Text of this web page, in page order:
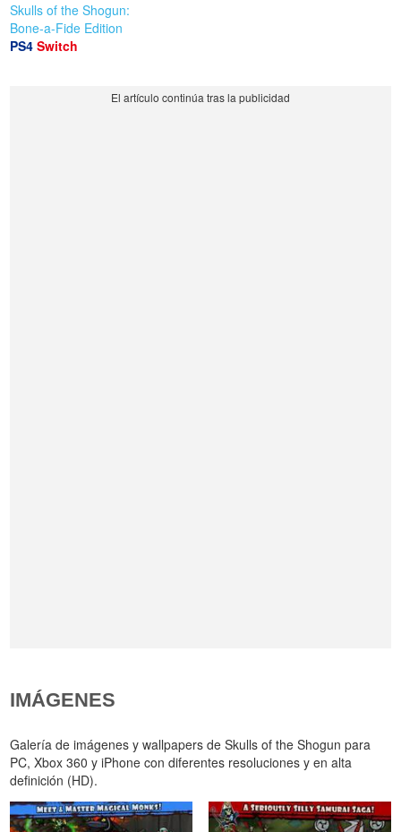
Skulls of the Shogun:
Bone-a-Fide Edition
PS4 Switch
IMÁGENES
Galería de imágenes y wallpapers de Skulls of the Shogun para
PC, Xbox 360 y iPhone con diferentes resoluciones y en alta
definición (HD).